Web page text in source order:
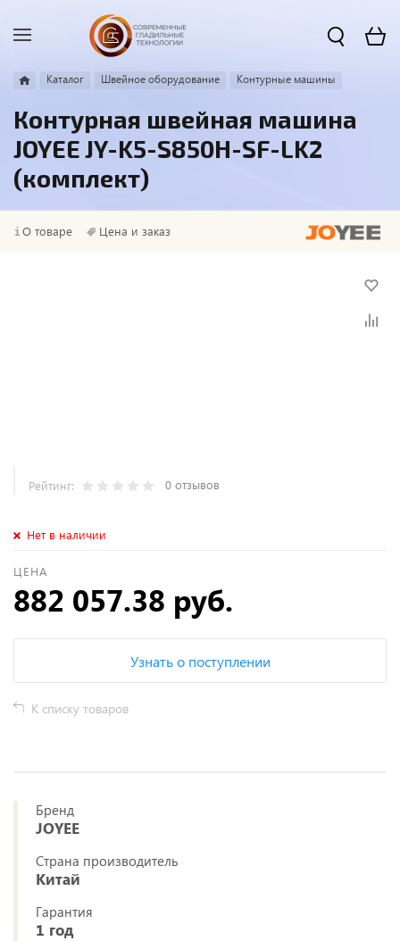
Каталог Швейное оборудование Контурные машины
Контурная швейная машина
JOYEE JY-K5-S850H-SF-LK2
(комплект)
О товаре Цена и заказ
Рейтинг: 0 отзывов
Нет в наличии
ЦЕНА
882 057.38 руб.
Узнать о поступлении
К списку товаров
Бренд
JOYEE
Страна производитель
Китай
Гарантия
1 год